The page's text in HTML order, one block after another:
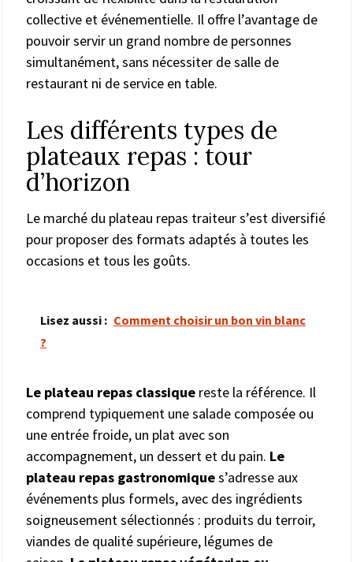
collective et événementielle. Il offre l’avantage de
pouvoir servir un grand nombre de personnes
simultanément, sans nécessiter de salle de
restaurant ni de service en table.
Les différents types de
plateaux repas : tour
d’horizon
Le marché du plateau repas traiteur s’est diversifié
pour proposer des formats adaptés à toutes les
occasions et tous les goûts.
Lisez aussi : Comment choisir un bon vin blanc
?
Le plateau repas classique reste la référence. Il
comprend typiquement une salade composée ou
une entrée froide, un plat avec son
accompagnement, un dessert et du pain. Le
plateau repas gastronomiques’adresse aux
événements plus formels, avec des ingrédients
soigneusement sélectionnés : produits du terroir,
viandes de qualité supérieure, légumes de